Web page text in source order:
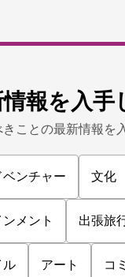
報を入
きことの最新情報を
ンチャー 文化
メント 出張旅
アート コ